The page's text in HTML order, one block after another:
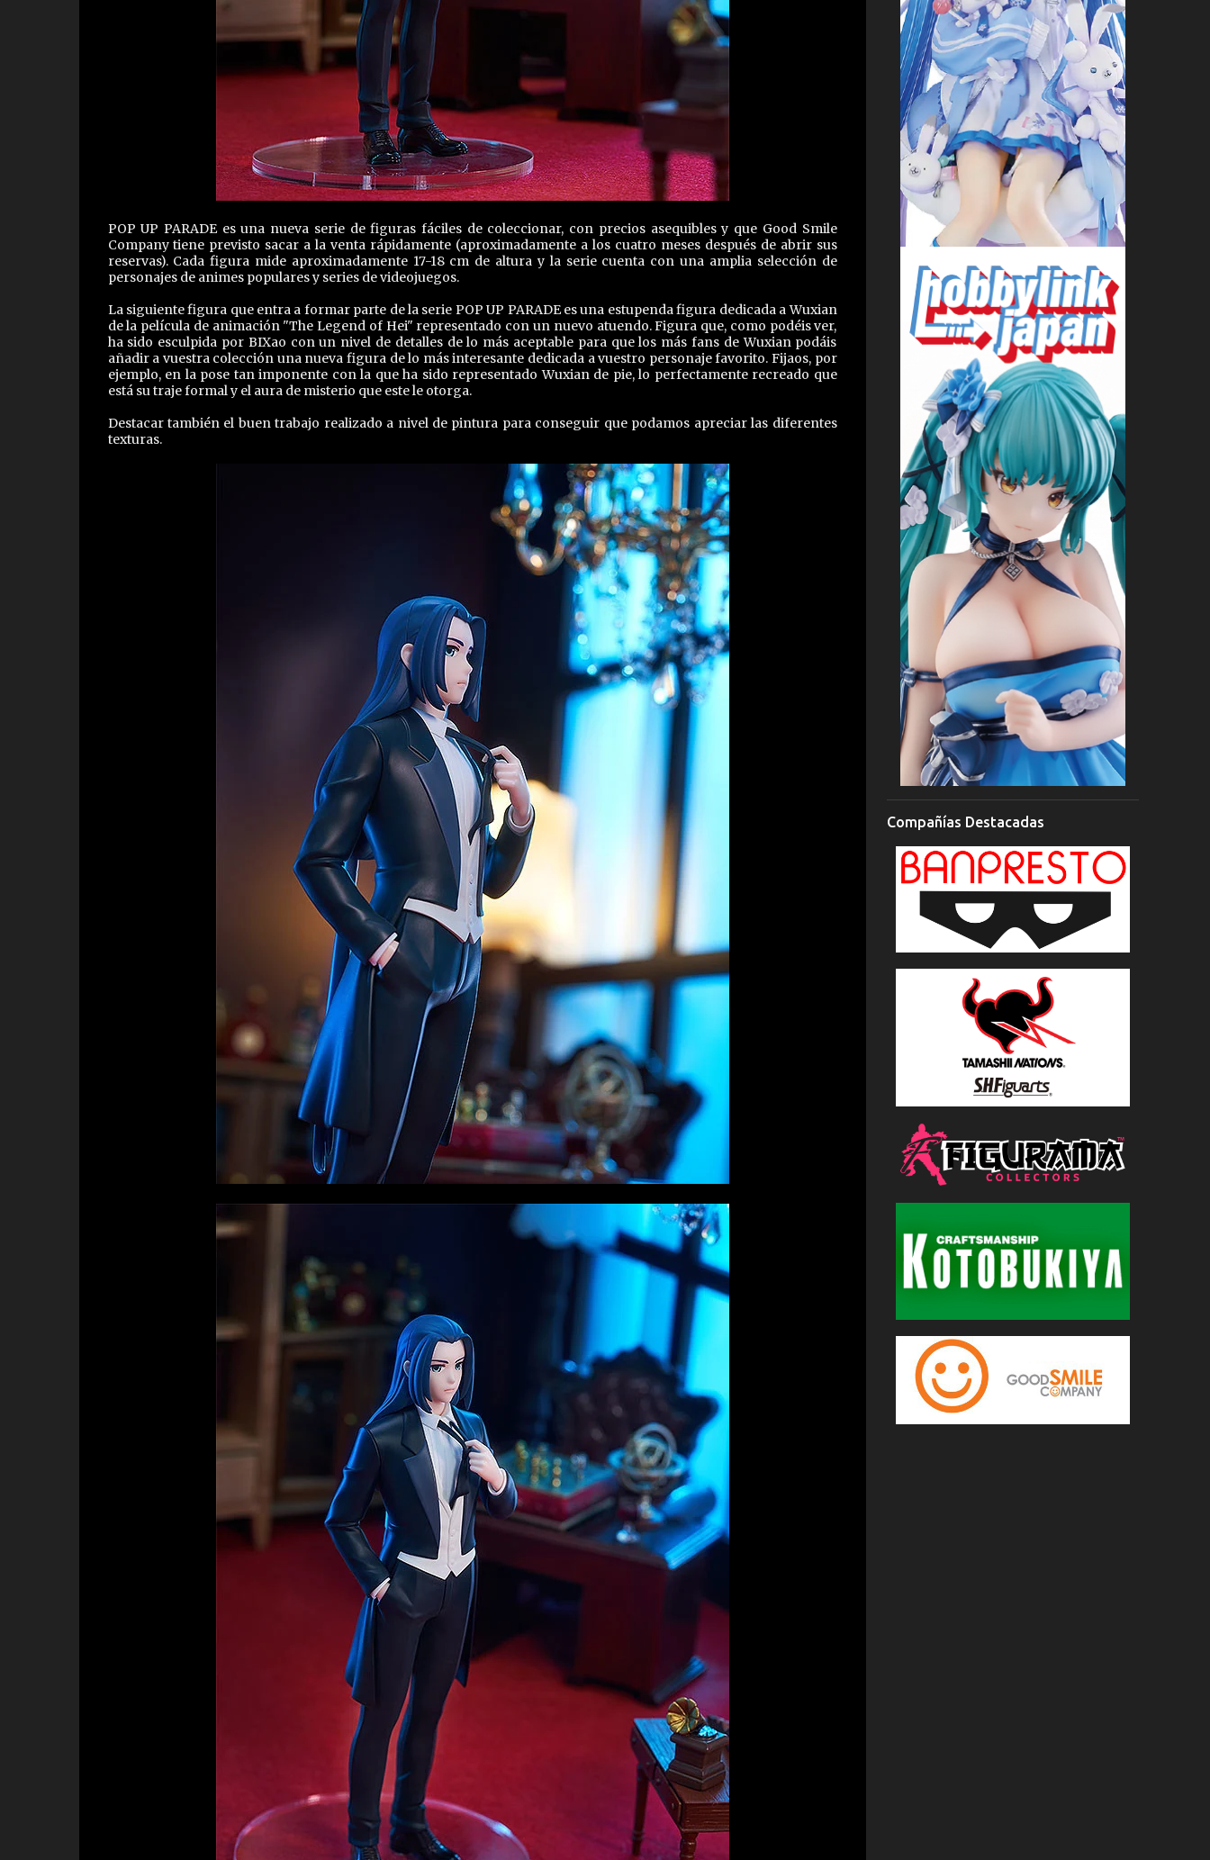
POP UP PARADE es una nueva serie de figuras fáciles de coleccionar, con precios asequibles y que Good Smile
Company tiene previsto sacar a la venta rápidamente (aproximadamente a los cuatro meses después de abrir sus
reservas). Cada figura mide aproximadamente 17-18 cm de altura y la serie cuenta con una amplia selección de
personajes de animes populares y series de videojuegos.
La siguiente figura que entra a formar parte de la serie POP UP PARADE es una estupenda figura dedicada a Wuxian
de la película de animación "The Legend of Hei" representado con un nuevo atuendo. Figura que, como podéis ver,
ha sido esculpida por BIXao con un nivel de detalles de lo más aceptable para que los más fans de Wuxian podáis
añadir a vuestra colección una nueva figura de lo más interesante dedicada a vuestro personaje favorito. Fijaos, por
ejemplo, en la pose tan imponente con la que ha sido representado Wuxian de pie, lo perfectamente recreado que
está su traje formal y el aura de misterio que este le otorga.
Destacar también el buen trabajo realizado a nivel de pintura para conseguir que podamos apreciar las diferentes
texturas.
Compañías Destacadas